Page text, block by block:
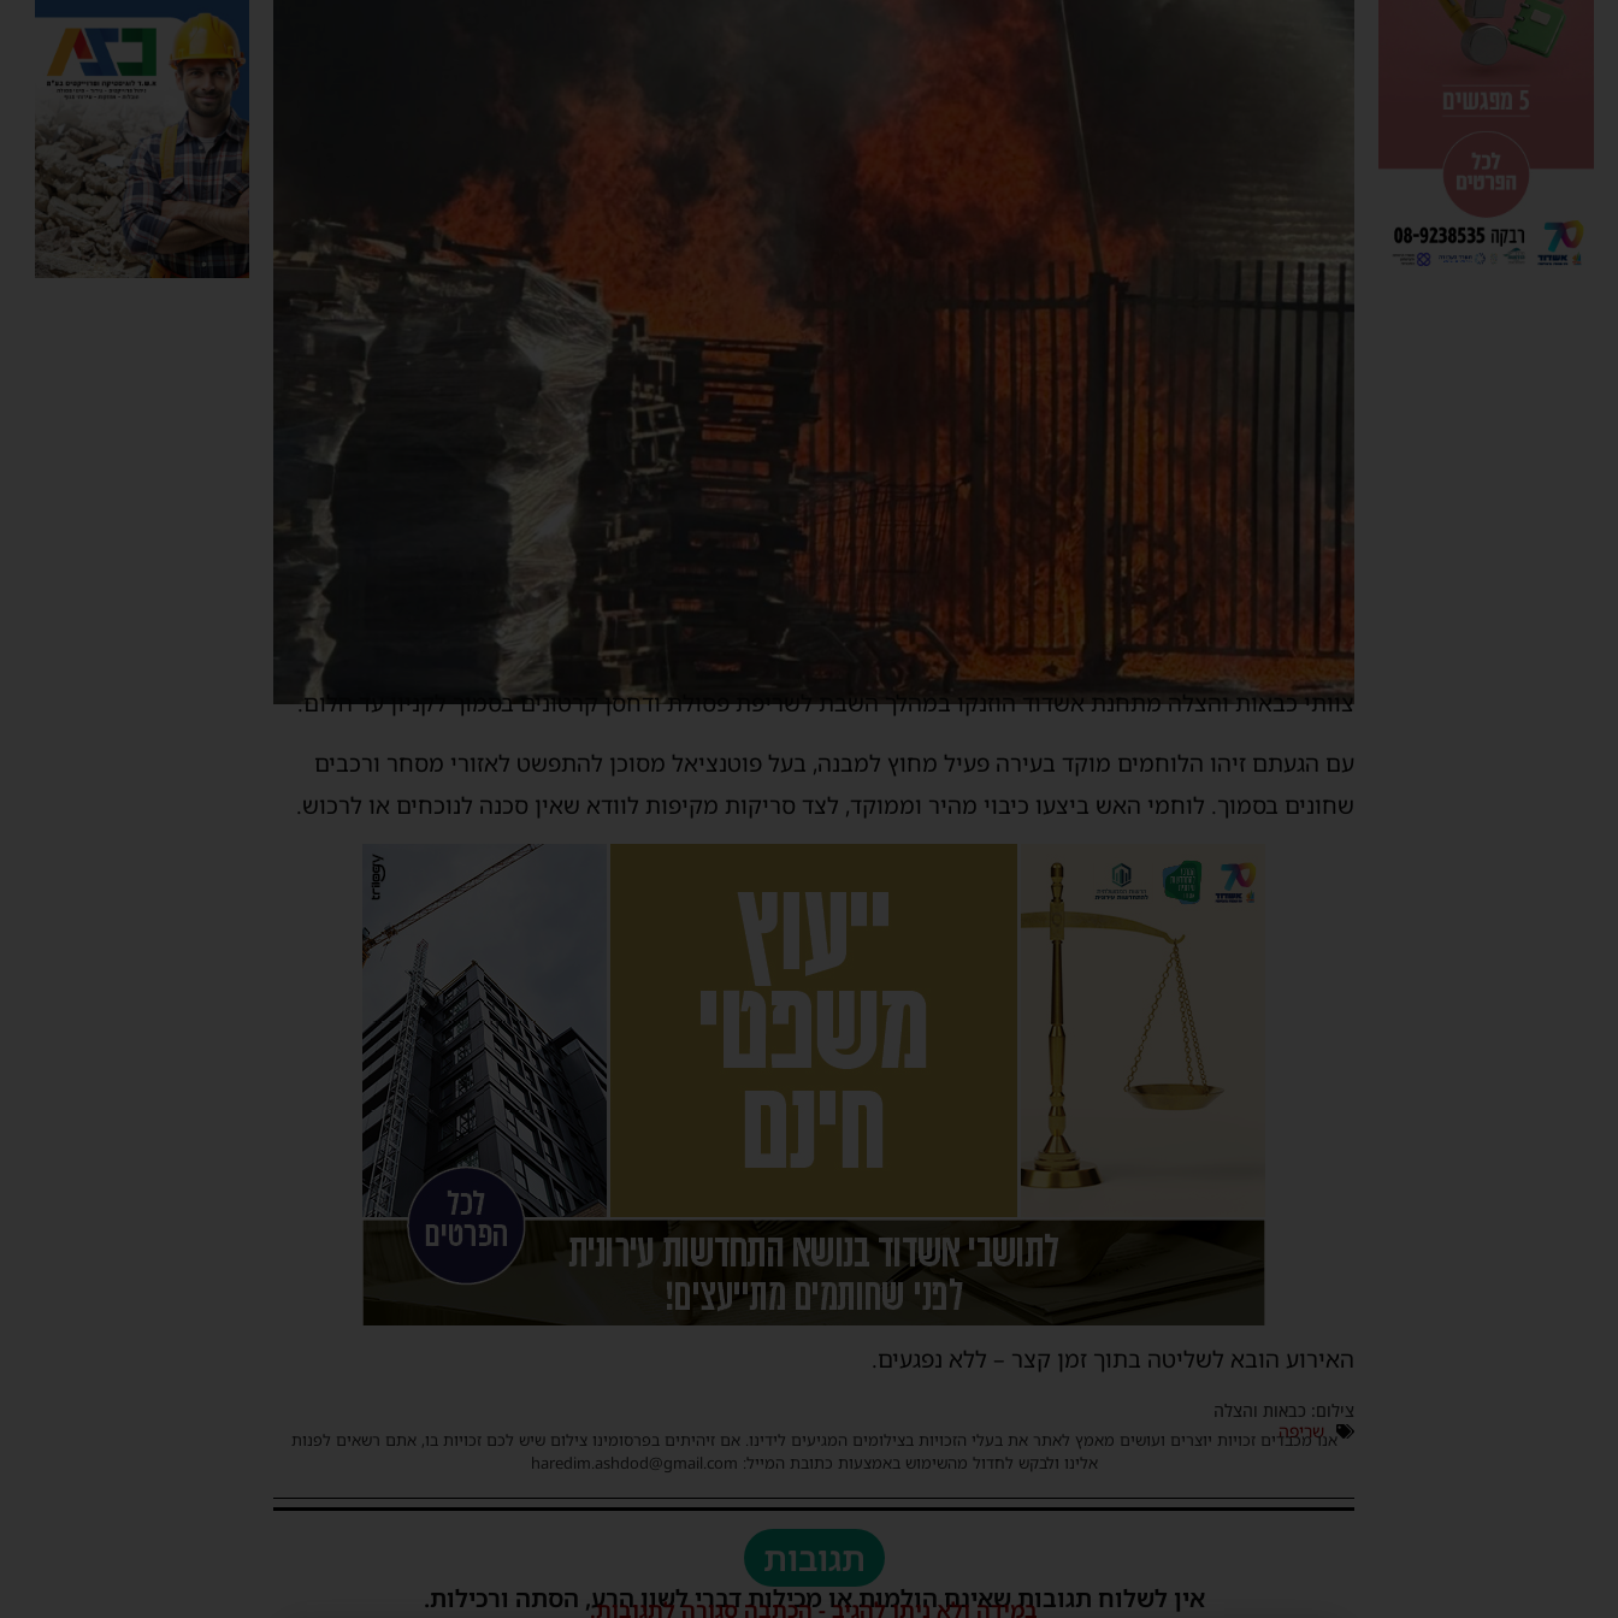
צוותי כבאות והצלה מתחנת אשדוד הוזנקו במהלך השבת לשריפת פסולת ודחסן קרטונים בסמוך לקניון עד הלום.
עם הגעתם זיהו הלוחמים מוקד בעירה פעיל מחוץ למבנה, בעל פוטנציאל מסוכן להתפשט לאזורי מסחר ורכבים
שחונים בסמוך. לוחמי האש ביצעו כיבוי מהיר וממוקד, לצד סריקות מקיפות לוודא שאין סכנה לנוכחים או לרכוש.
האירוע הובא לשליטה בתוך זמן קצר – ללא נפגעים.
צילום: כבאות והצלה
שריפה
אנו מכבדים זכויות יוצרים ועושים מאמץ לאתר את בעלי הזכויות בצילומים המגיעים לידינו. אם זיהיתים בפרסומינו צילום שיש לכם זכויות בו, אתם רשאים לפנות
אלינו ולבקש לחדול מהשימוש באמצעות כתובת המייל: haredim.ashdod@gmail.com
תגובות
אין לשלוח תגובות שאינם הולמות או מכילות דברי לשון הרע, הסתה ורכילות.
במידה ולא ניתן להגיב - הכתבה סגורה לתגובות.